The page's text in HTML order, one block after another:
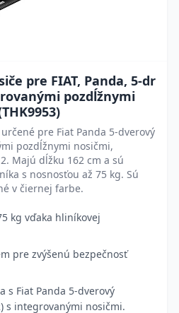
pre FIAT, Panda, 5-dr
pozdĺžnymi
pre Fiat Panda 5-dverový
pozdĺžnymi nosičmi,
Majú dĺžku 162 cm a sú
s nosnosťou až 75 kg. Sú
v čiernej farbe.
kg vďaka hliníkovej
pre zvýšenú bezpečnosť
s Fiat Panda 5-dverový
s integrovanými nosičmi.